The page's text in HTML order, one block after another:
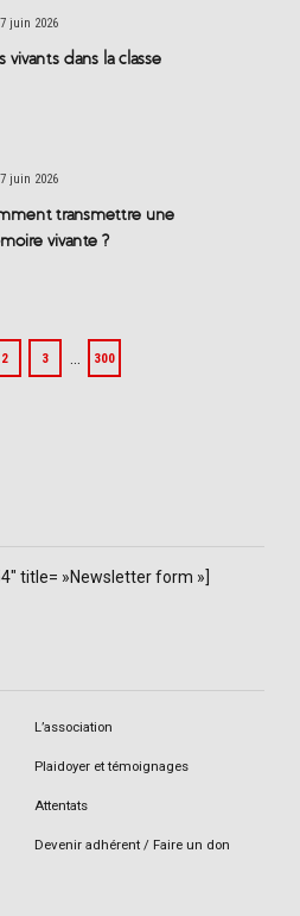
juin 2026
vivants dans la classe
juin 2026
transmettre une
vivante ?
2 3 300
title= »Newsletter form »]
L’association
Plaidoyer et témoignages
Attentats
Devenir adhérent / Faire un don